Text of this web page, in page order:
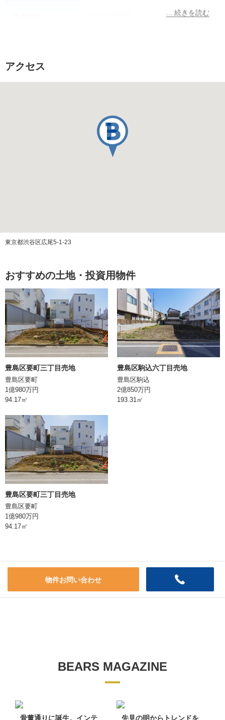
現況地目
用途地域 商業地域
2007年10月
容積率の制限内容 -
高度地区 30m
権利 所有権
表面利回り -
賃料 -
取引形態
引渡 相談／現況空渡し
備考
令和4年度前面道路路線価＝1,380,000
円／㎡
総戸数6戸 設備費込み、一棟賃貸中
令和3年 内外装工事済み
情報登録日 2023/10/20
次回更新日
株式会社BEARS
東京都知事 (1) 第106896号
アクセス
東京都渋谷区広尾5-1-23
おすすめの土地・投資用物件
豊島区要町三丁目売地
豊島区要町
1億980万円
94.17㎡
豊島区駒込六丁目売地
豊島区駒込
2億850万円
193.31㎡
豊島区要町三丁目売地
豊島区要町
1億980万円
94.17㎡
物件お問い合わせ
BEARS MAGAZINE
骨董通りに誕生。インテ
先見の明からトレンドを